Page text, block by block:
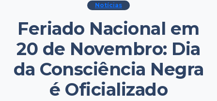
Notícias
Feriado Nacional em
20 de Novembro: Dia
da Consciência Negra
é Oficializado